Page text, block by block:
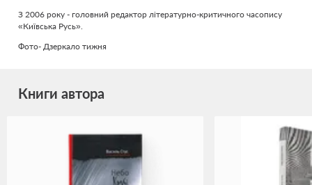
З 2006 року - головний редактор літературно-критичного часопису
«Київська Русь».
Фото- Дзеркало тижня
Книги автора